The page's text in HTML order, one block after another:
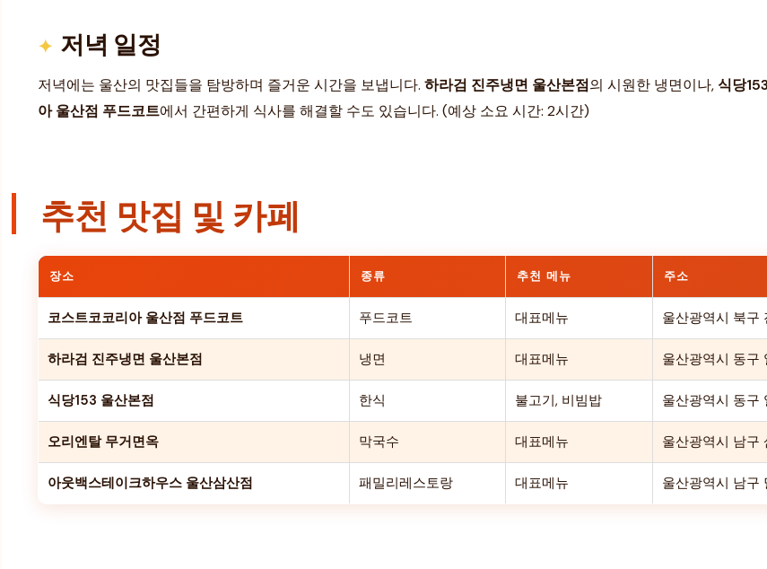
저녁 일정
저녁에는 울산의 맛집들을 탐방하며 즐거운 시간을 보냅니다. 하라검 진주냉면 울산본점의 시원한 냉면이나,식당
아 울산점 푸드코트에서 간편하게 식사를 해결할 수도 있습니다. (예상 소요 시간: 2시간)
추천 맛집 및 카페
장소 종류 추천 메뉴 주소
코스트코코리아 울산점 푸드코트 푸드코트 대표메뉴 울산광역시 북구
하라검 진주냉면 울산본점 냉면 대표메뉴 울산광역시 동구
식당153 울산본점 한식 불고기, 비빔밥 울산광역시 동구
오리엔탈 무거면옥 막국수 대표메뉴 울산광역시 남구
아웃백스테이크하우스 울산삼산점 패밀리레스토랑 대표메뉴 울산광역시 남구